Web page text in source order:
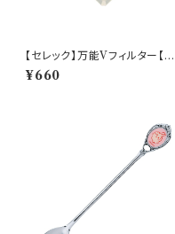
【セレック】万能Vフィルター【C-
V-2WM】
¥660